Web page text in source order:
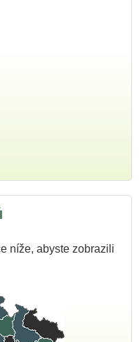
níže, abyste zobrazili